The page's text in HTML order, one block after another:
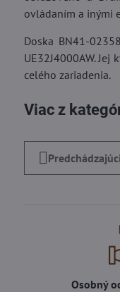
ovládaním a inými
Doska BN41-
UE32J4000AW.
celého zariadenia.
Viac z
Osobný